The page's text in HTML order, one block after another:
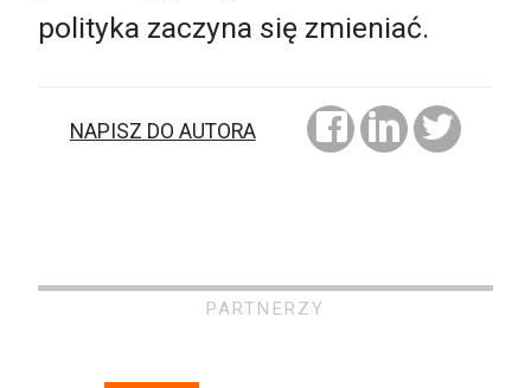
polityka zaczyna się zmieniać.
NAPISZ DO AUTORA
PARTNERZY